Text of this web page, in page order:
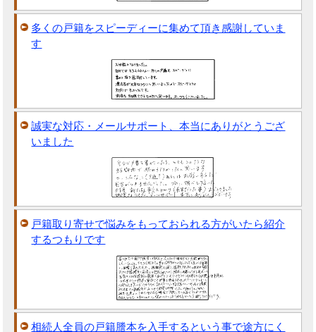
多くの戸籍をスピーディーに集めて頂き感謝していま
す
誠実な対応・メールサポート、本当にありがとうござ
いました
戸籍取り寄せで悩みをもっておられる方がいたら紹介
するつもりです
相続人全員の戸籍謄本を入手するという事で途方にく